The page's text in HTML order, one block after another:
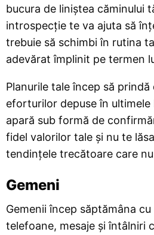
bucura de liniștea căminului
introspecție te va ajuta să
trebuie să schimbi în rutina
adevărat împlinit pe termen
Planurile tale încep să
eforturilor depuse în ultimele
apară sub formă de
fidel valorilor tale și nu te
tendințele trecătoare care
Gemeni
Gemenii încep săptămâna
telefoane, mesaje și întâlniri